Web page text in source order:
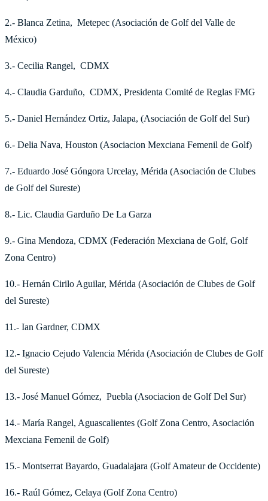
2.- Blanca Zetina, Metepec (Asociación de Golf del Valle de
México)
3.- Cecilia Rangel, CDMX
4.- Claudia Garduño, CDMX, Presidenta Comité de Reglas FMG
5.- Daniel Hernández Ortiz, Jalapa, (Asociación de Golf del Sur)
6.- Delia Nava, Houston (Asociacion Mexciana Femenil de Golf)
7.- Eduardo José Góngora Urcelay, Mérida (Asociación de Clubes
de Golf del Sureste)
8.- Lic. Claudia Garduño De La Garza
9.- Gina Mendoza, CDMX (Federación Mexciana de Golf, Golf
Zona Centro)
10.- Hernán Cirilo Aguilar, Mérida (Asociación de Clubes de Golf
del Sureste)
11.- Ian Gardner, CDMX
12.- Ignacio Cejudo Valencia Mérida (Asociación de Clubes de Golf
del Sureste)
13.- José Manuel Gómez, Puebla (Asociacion de Golf Del Sur)
14.- María Rangel, Aguascalientes (Golf Zona Centro, Asociación
Mexciana Femenil de Golf)
15.- Montserrat Bayardo, Guadalajara (Golf Amateur de Occidente)
16.- Raúl Gómez, Celaya (Golf Zona Centro)